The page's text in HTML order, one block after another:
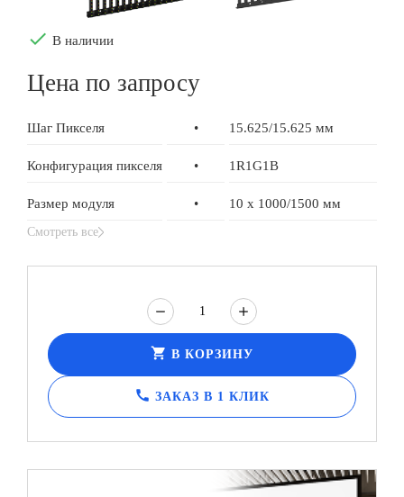
done В наличии
Цена по запросу
Шаг Пикселя • 15.625/15.625 мм
Конфигурация пикселя • 1R1G1B
Размер модуля • 10 x 1000/1500 мм
Смотреть все
shopping_cart В КОРЗИНУ
call ЗАКАЗ В 1 КЛИК